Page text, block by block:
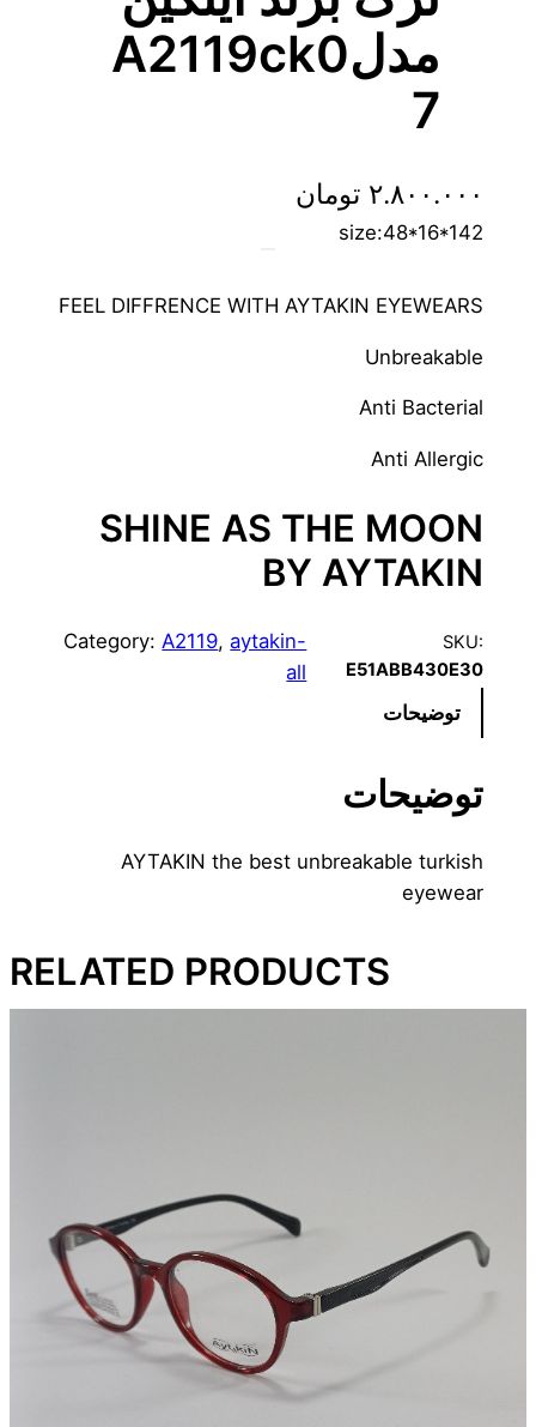
مدلA2119ck0
7
۲.۸۰۰.۰۰۰ تومان
size:48*16*142
FEEL DIFFRENCE WITH AYTAKIN EYEWEARS
Unbreakable
Anti Bacterial
Anti Allergic
SHINE AS THE MOON
BY AYTAKIN
SKU:
E51ABB430E30
Category: A2119, aytakin-
all
توضیحات
توضیحات
AYTAKIN the best unbreakable turkish
eyewear
RELATED PRODUCTS